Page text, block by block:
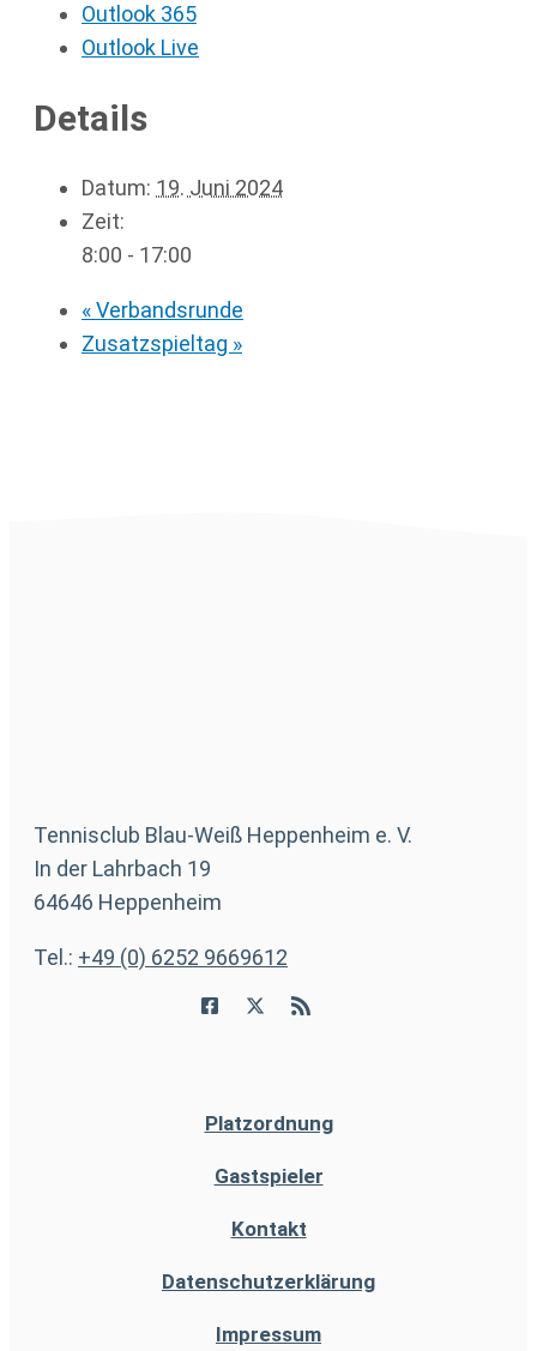
Outlook 365
Outlook Live
Details
Datum: 19. Juni 2024
Zeit:
8:00 - 17:00
«Verbandsrunde
Zusatzspieltag »
Tennisclub Blau-Weiß Heppenheim e. V.
In der Lahrbach 19
64646 Heppenheim
Tel.: +49 (0) 6252 9669612
Platzordnung
Gastspieler
Kontakt
Datenschutzerklärung
Impressum